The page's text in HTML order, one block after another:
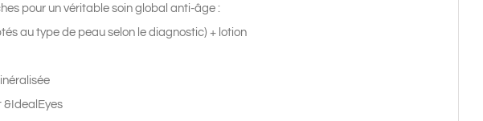
pour un véritable soin global anti-âge :
au type de peau selon le diagnostic) + lotion
&IdealEyes